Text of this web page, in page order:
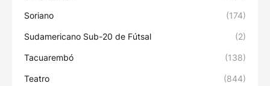
Soriano (174)
Sudamericano Sub-20 de Fútsal (2)
Tacuarembó (138)
Teatro (844)